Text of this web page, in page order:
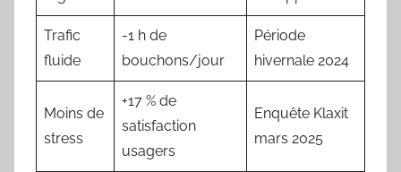
Trafic
fluide
-1 h de
bouchons/jour
Période
hivernale 2024
Moins de
stress
+17 % de
satisfaction
usagers
Enquête Klaxit
mars 2025